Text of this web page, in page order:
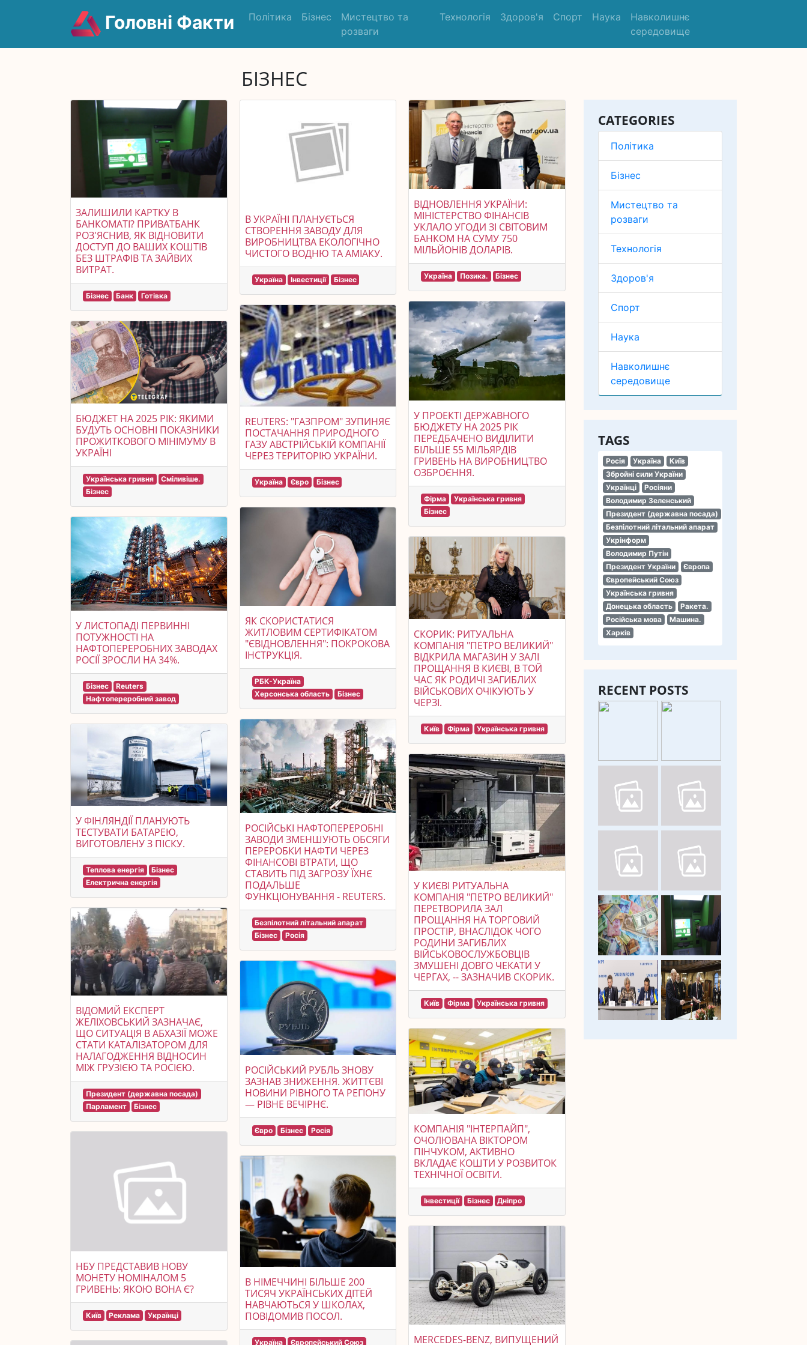
Головні Факти Політика Бізнес
Мистецтво та
розваги
Технологія Здоров'я Спорт Наука
Навколишнє
середовище
БІЗНЕС
CATEGORIES
Політика
Бізнес
Мистецтво та
розваги
Технологія
Здоров'я
Спорт
Наука
Навколишнє
середовище
TAGS
Росія Україна
Київ
Збройні сили України
Українці
Росіяни
Володимир Зеленський
Президент (державна посада)
Безпілотний літальний апарат
Укрінформ
Володимир Путін
Президент України
Європа
Європейський Союз
Українська гривня
Донецька область
Ракета.
Російська мова
Машина.
Харків
RECENT POSTS
ЗАЛИШИЛИ КАРТКУ В
БАНКОМАТІ? ПРИВАТБАНК
РОЗ'ЯСНИВ, ЯК ВІДНОВИТИ
ДОСТУП ДО ВАШИХ КОШТІВ
БЕЗ ШТРАФІВ ТА ЗАЙВИХ
ВИТРАТ.
Бізнес Банк Готівка
БЮДЖЕТ НА 2025 РІК: ЯКИМИ
БУДУТЬ ОСНОВНІ ПОКАЗНИКИ
ПРОЖИТКОВОГО МІНІМУМУ В
УКРАЇНІ
Українська гривня
Сміливіше.
Бізнес
У ЛИСТОПАДІ ПЕРВИННІ
ПОТУЖНОСТІ НА
НАФТОПЕРЕРОБНИХ ЗАВОДАХ
РОСІЇ ЗРОСЛИ НА 34%.
Бізнес
Reuters
Нафтопереробний завод
У ФІНЛЯНДІЇ ПЛАНУЮТЬ
ТЕСТУВАТИ БАТАРЕЮ,
ВИГОТОВЛЕНУ З ПІСКУ.
Теплова енергія
Бізнес
Електрична енергія
ВІДОМИЙ ЕКСПЕРТ
ЖЕЛІХОВСЬКИЙ ЗАЗНАЧАЄ,
ЩО СИТУАЦІЯ В АБХАЗІЇ МОЖЕ
СТАТИ КАТАЛІЗАТОРОМ ДЛЯ
НАЛАГОДЖЕННЯ ВІДНОСИН
МІЖ ГРУЗІЄЮ ТА РОСІЄЮ.
Президент (державна посада)
Парламент
Бізнес
НБУ ПРЕДСТАВИВ НОВУ
МОНЕТУ НОМІНАЛОМ 5
ГРИВЕНЬ: ЯКОЮ ВОНА Є?
Київ Реклама Українці
В УКРАЇНІ ПЛАНУЄТЬСЯ
СТВОРЕННЯ ЗАВОДУ ДЛЯ
ВИРОБНИЦТВА ЕКОЛОГІЧНО
ЧИСТОГО ВОДНЮ ТА АМІАКУ.
Україна Інвестиції Бізнес
REUTERS: "ГАЗПРОМ" ЗУПИНЯЄ
ПОСТАЧАННЯ ПРИРОДНОГО
ГАЗУ АВСТРІЙСЬКІЙ КОМПАНІЇ
ЧЕРЕЗ ТЕРИТОРІЮ УКРАЇНИ.
Україна Євро Бізнес
ЯК СКОРИСТАТИСЯ
ЖИТЛОВИМ СЕРТИФІКАТОМ
"ЄВІДНОВЛЕННЯ": ПОКРОКОВА
ІНСТРУКЦІЯ.
РБК-Україна
Херсонська область
Бізнес
РОСІЙСЬКІ НАФТОПЕРЕРОБНІ
ЗАВОДИ ЗМЕНШУЮТЬ ОБСЯГИ
ПЕРЕРОБКИ НАФТИ ЧЕРЕЗ
ФІНАНСОВІ ВТРАТИ, ЩО
СТАВИТЬ ПІД ЗАГРОЗУ ЇХНЄ
ПОДАЛЬШЕ
ФУНКЦІОНУВАННЯ - REUTERS.
Безпілотний літальний апарат
Бізнес
Росія
РОСІЙСЬКИЙ РУБЛЬ ЗНОВУ
ЗАЗНАВ ЗНИЖЕННЯ. ЖИТТЄВІ
НОВИНИ РІВНОГО ТА РЕГІОНУ
— РІВНЕ ВЕЧІРНЄ.
Євро Бізнес Росія
В НІМЕЧЧИНІ БІЛЬШЕ 200
ТИСЯЧ УКРАЇНСЬКИХ ДІТЕЙ
НАВЧАЮТЬСЯ У ШКОЛАХ,
ПОВІДОМИВ ПОСОЛ.
Україна
Європейський Союз
ВІДНОВЛЕННЯ УКРАЇНИ:
МІНІСТЕРСТВО ФІНАНСІВ
УКЛАЛО УГОДИ ЗІ СВІТОВИМ
БАНКОМ НА СУМУ 750
МІЛЬЙОНІВ ДОЛАРІВ.
Україна Позика. Бізнес
У ПРОЕКТІ ДЕРЖАВНОГО
БЮДЖЕТУ НА 2025 РІК
ПЕРЕДБАЧЕНО ВИДІЛИТИ
БІЛЬШЕ 55 МІЛЬЯРДІВ
ГРИВЕНЬ НА ВИРОБНИЦТВО
ОЗБРОЄННЯ.
Фірма
Українська гривня
Бізнес
СКОРИК: РИТУАЛЬНА
КОМПАНІЯ "ПЕТРО ВЕЛИКИЙ"
ВІДКРИЛА МАГАЗИН У ЗАЛІ
ПРОЩАННЯ В КИЄВІ, В ТОЙ
ЧАС ЯК РОДИЧІ ЗАГИБЛИХ
ВІЙСЬКОВИХ ОЧІКУЮТЬ У
ЧЕРЗІ.
Київ Фірма Українська гривня
У КИЄВІ РИТУАЛЬНА
КОМПАНІЯ "ПЕТРО ВЕЛИКИЙ"
ПЕРЕТВОРИЛА ЗАЛ
ПРОЩАННЯ НА ТОРГОВИЙ
ПРОСТІР, ВНАСЛІДОК ЧОГО
РОДИНИ ЗАГИБЛИХ
ВІЙСЬКОВОСЛУЖБОВЦІВ
ЗМУШЕНІ ДОВГО ЧЕКАТИ У
ЧЕРГАХ, -- ЗАЗНАЧИВ СКОРИК.
Київ Фірма Українська гривня
КОМПАНІЯ "ІНТЕРПАЙП",
ОЧОЛЮВАНА ВІКТОРОМ
ПІНЧУКОМ, АКТИВНО
ВКЛАДАЄ КОШТИ У РОЗВИТОК
ТЕХНІЧНОЇ ОСВІТИ.
Інвестиції Бізнес Дніпро
MERCEDES-BENZ, ВИПУЩЕНИЙ